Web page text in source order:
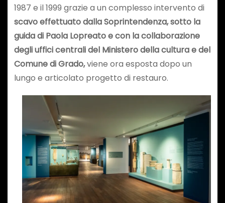
1987 e il 1999 grazie a un complesso intervento di
scavo effettuato dalla Soprintendenza, sotto la
guida di Paola Lopreato e con la collaborazione
degli uffici centrali del Ministero della cultura e del
Comune di Grado,viene ora esposta dopo un
lungo e articolato progetto di restauro.